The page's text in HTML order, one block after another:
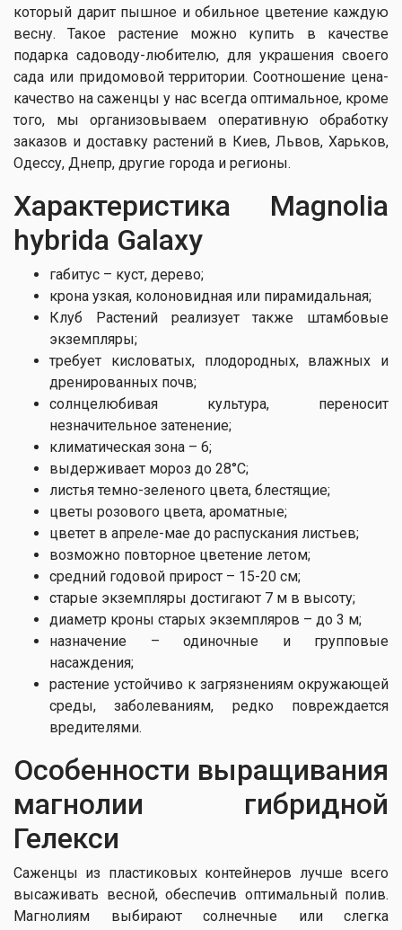
который дарит пышное и обильное цветение каждую
весну. Такое растение можно купить в качестве
подарка садоводу-любителю, для украшения своего
сада или придомовой территории. Соотношение цена-
качество на саженцы у нас всегда оптимальное, кроме
того, мы организовываем оперативную обработку
заказов и доставку растений в Киев, Львов, Харьков,
Одессу, Днепр, другие города и регионы.
Характеристика Magnolia
hybrida Galaxy
габитус – куст, дерево;
крона узкая, колоновидная или пирамидальная;
Клуб Растений реализует также штамбовые
экземпляры;
требует кисловатых, плодородных, влажных и
дренированных почв;
солнцелюбивая культура, переносит
незначительное затенение;
климатическая зона – 6;
выдерживает мороз до 28°С;
листья темно-зеленого цвета, блестящие;
цветы розового цвета, ароматные;
цветет в апреле-мае до распускания листьев;
возможно повторное цветение летом;
средний годовой прирост – 15-20 см;
старые экземпляры достигают 7 м в высоту;
диаметр кроны старых экземпляров – до 3 м;
назначение – одиночные и групповые
насаждения;
растение устойчиво к загрязнениям окружающей
среды, заболеваниям, редко повреждается
вредителями.
Особенности выращивания
магнолии гибридной
Гелекси
Саженцы из пластиковых контейнеров лучше всего
высаживать весной, обеспечив оптимальный полив.
Магнолиям выбирают солнечные или слегка